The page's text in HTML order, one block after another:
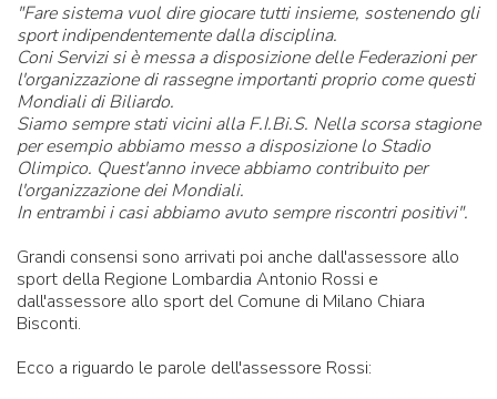
"Fare sistema vuol dire giocare tutti insieme, sostenendo gli
sport indipendentemente dalla disciplina.
Coni Servizi si è messa a disposizione delle Federazioni per
l'organizzazione di rassegne importanti proprio come questi
Mondiali di Biliardo.
Siamo sempre stati vicini alla F.I.Bi.S. Nella scorsa stagione
per esempio abbiamo messo a disposizione lo Stadio
Olimpico. Quest'anno invece abbiamo contribuito per
l'organizzazione dei Mondiali.
In entrambi i casi abbiamo avuto sempre riscontri positivi".
Grandi consensi sono arrivati poi anche dall'assessore allo
sport della Regione Lombardia Antonio Rossi e
dall'assessore allo sport del Comune di Milano Chiara
Bisconti.
Ecco a riguardo le parole dell'assessore Rossi: